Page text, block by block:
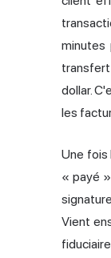
minutes
transfert
dollar.
les
Une fois
« payé
Vient